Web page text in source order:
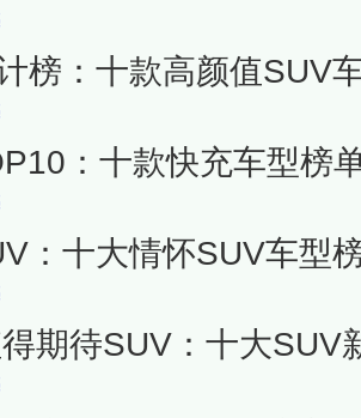
榜：十款高颜值SUV
：十款快充车型榜
：十大情怀SUV车型
期待SUV：十大SUV